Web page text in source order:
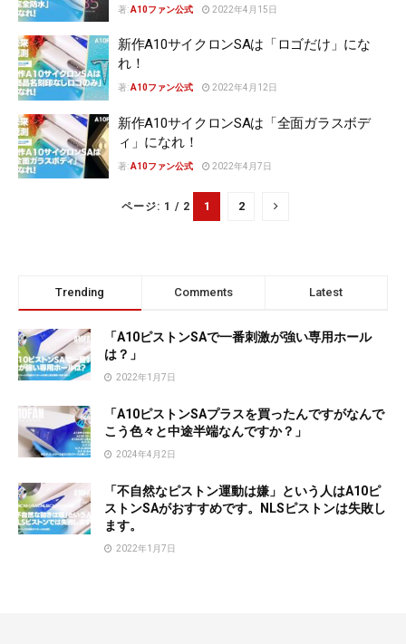
著:A10ファン公式 2022年4月15日
新作A10サイクロンSAは「ロゴだけ」にな
れ！
著:A10ファン公式 2022年4月12日
新作A10サイクロンSAは「全面ガラスボデ
ィ」になれ！
著:A10ファン公式 2022年4月7日
ページ: 1 / 2 1 2
Trending Comments Latest
「A10ピストンSAで一番刺激が強い専用ホール
は？」
2022年1月7日
「A10ピストンSAプラスを買ったんですがなんで
こう色々と中途半端なんですか？」
2024年4月2日
「不自然なピストン運動は嫌」という人はA10ピ
ストンSAがおすすめです。NLSピストンは失敗し
ます。
2022年1月7日